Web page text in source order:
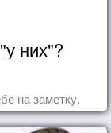
них"?
на заметку.